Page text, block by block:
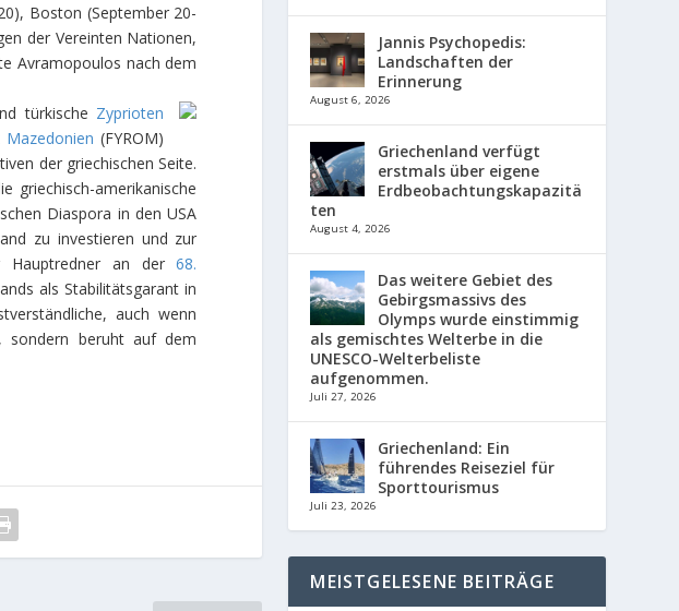
Boston (September 20-
der Vereinten Nationen,
Avramopoulos nach dem
türkische Zyprioten
Mazedonien (FYROM)
der griechischen Seite.
griechisch-amerikanische
Diaspora in den USA
zu investieren und zur
Hauptredner an der68.
als Stabilitätsgarant in
auch wenn
sondern beruht auf dem
Jannis Psychopedis:
Landschaften der
Erinnerung
August 6, 2026
Griechenland verfügt
erstmals über eigene
Erdbeobachtungskapazitä
ten
August 4, 2026
Das weitere Gebiet des
Gebirgsmassivs des
Olymps wurde einstimmig
als gemischtes Welterbe in die
UNESCO-Welterbeliste
aufgenommen.
Juli 27, 2026
Griechenland: Ein
führendes Reiseziel für
Sporttourismus
Juli 23, 2026
MEISTGELESENE BEITRÄGE